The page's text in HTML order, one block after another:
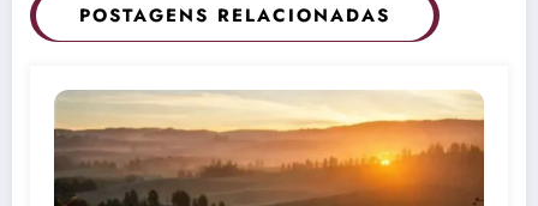
POSTAGENS RELACIONADAS